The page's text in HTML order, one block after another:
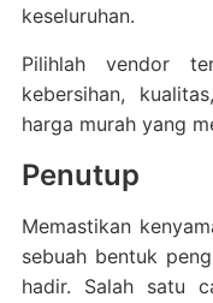
keseluruhan.
Pilihlah vendor
kebersihan,
harga murah yang
Penutup
Memastikan
sebuah bentuk
hadir. Salah satu